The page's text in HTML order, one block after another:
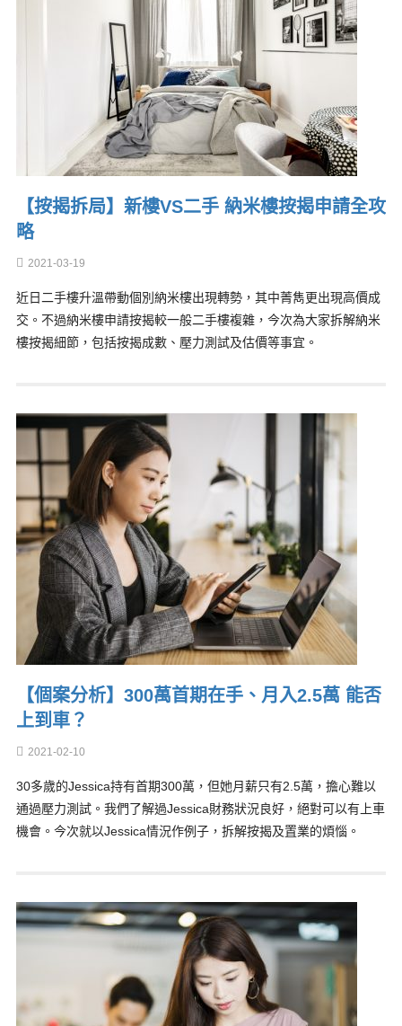
【按揭拆局】新樓VS二手 納米樓按揭申請全攻
略
2021-03-19
近日二手樓升溫帶動個別納米樓出現轉勢，其中菁雋更出現高價成
交。不過納米樓申請按揭較一般二手樓複雜，今次為大家拆解納米
樓按揭細節，包括按揭成數、壓力測試及估價等事宜。
【個案分析】300萬首期在手、月入2.5萬 能否
上到車？
2021-02-10
30多歲的Jessica持有首期300萬，但她月薪只有2.5萬，擔心難以
通過壓力測試。我們了解過Jessica財務狀況良好，絕對可以有上車
機會。今次就以Jessica情況作例子，拆解按揭及置業的煩惱。